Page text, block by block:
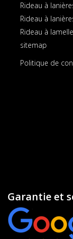
Rideau à
Rideau à
Rideau à
sitemap
Politique de
Garantie et